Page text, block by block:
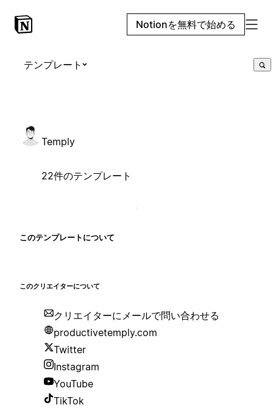
Notionを無料で始める
テンプレート
Temply
22件のテンプレート
このテンプレートについて
このクリエイターについて
クリエイターにメールで問い合わせる
productivetemply.com
Twitter
Instagram
YouTube
TikTok